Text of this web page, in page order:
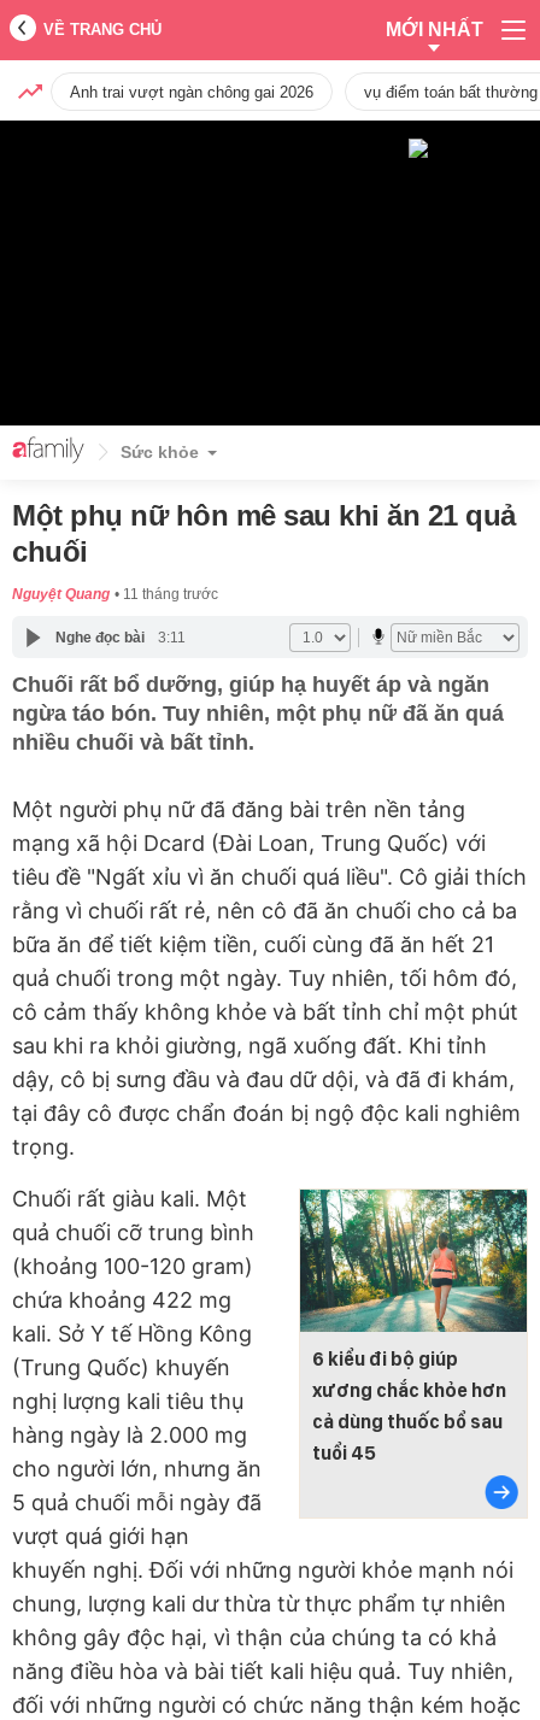
VỀ TRANG CHỦ MỚI NHẤT
Anh trai vượt ngàn chông gai 2026 vụ điểm toán bất
Sức khỏe
Một phụ nữ hôn mê sau khi ăn 21 quả
chuối
Nguyệt Quang 11 tháng trước
Nghe đọc bài 3:11
Chuối rất bổ dưỡng, giúp hạ huyết áp và ngăn
ngừa táo bón. Tuy nhiên, một phụ nữ đã ăn quá
nhiều chuối và bất tỉnh.
Một người phụ nữ đã đăng bài trên nền tảng
mạng xã hội Dcard (Đài Loan, Trung Quốc) với
tiêu đề "Ngất xỉu vì ăn chuối quá liều". Cô giải thích
rằng vì chuối rất rẻ, nên cô đã ăn chuối cho cả ba
bữa ăn để tiết kiệm tiền, cuối cùng đã ăn hết 21
quả chuối trong một ngày. Tuy nhiên, tối hôm đó,
cô cảm thấy không khỏe và bất tỉnh chỉ một phút
sau khi ra khỏi giường, ngã xuống đất. Khi tỉnh
dậy, cô bị sưng đầu và đau dữ dội, và đã đi khám,
tại đây cô được chẩn đoán bị ngộ độc kali nghiêm
trọng.
6 kiểu đi bộ giúp
xương chắc khỏe hơn
cả dùng thuốc bổ sau
tuổi 45
Chuối rất giàu kali. Một
quả chuối cỡ trung bình
(khoảng 100-120 gram)
chứa khoảng 422 mg
kali. Sở Y tế Hồng Kông
(Trung Quốc) khuyến
nghị lượng kali tiêu thụ
hàng ngày là 2.000 mg
cho người lớn, nhưng ăn
5 quả chuối mỗi ngày đã
vượt quá giới hạn
khuyến nghị. Đối với những người khỏe mạnh nói
chung, lượng kali dư thừa từ thực phẩm tự nhiên
không gây độc hại, vì thận của chúng ta có khả
năng điều hòa và bài tiết kali hiệu quả. Tuy nhiên,
đối với những người có chức năng thận kém hoặc